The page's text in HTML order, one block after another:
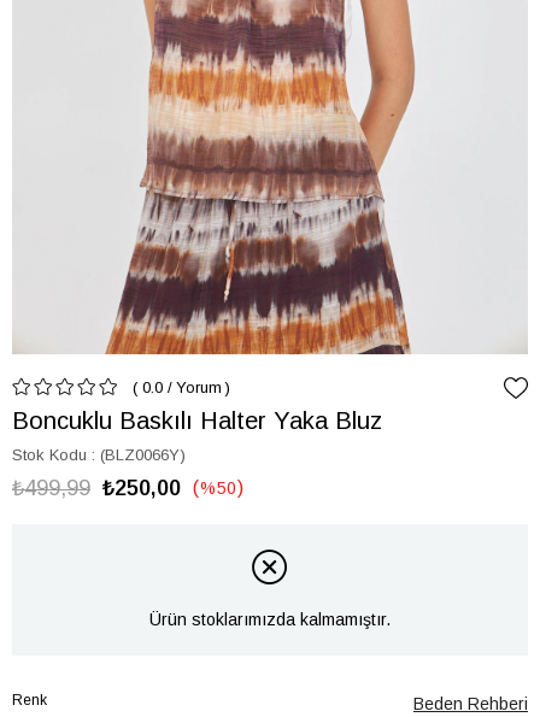
0.0 / Yorum
Boncuklu Baskılı Halter Yaka Bluz
Stok Kodu (BLZ0066Y)
₺499,99 ₺250,00 %50
Ürün stoklarımızda kalmamıştır.
Renk Beden Rehberi